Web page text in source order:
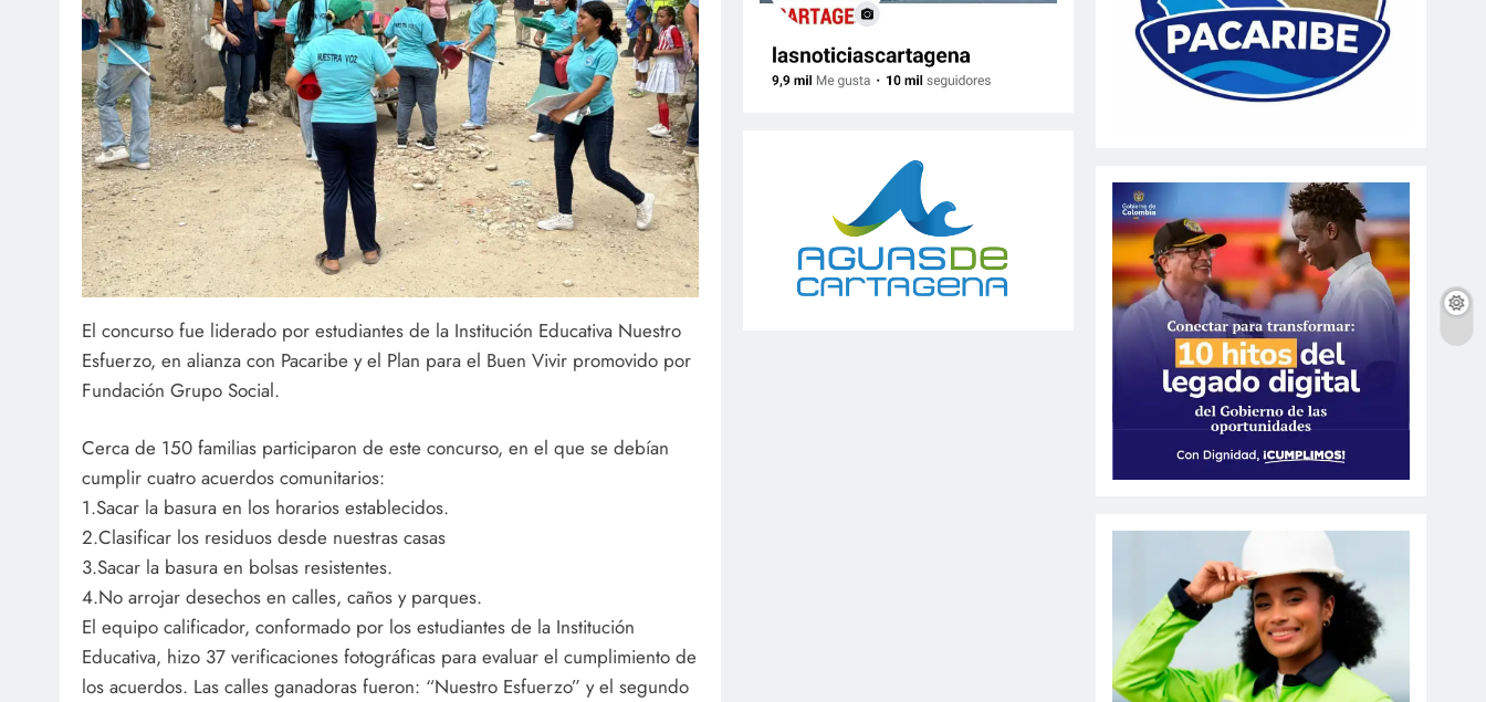
El concurso fue liderado por estudiantes de la Institución Educativa Nuestro
Esfuerzo, en alianza con Pacaribe y el Plan para el Buen Vivir promovido por
Fundación Grupo Social.
Cerca de 150 familias participaron de este concurso, en el que se debían
cumplir cuatro acuerdos comunitarios:
1.Sacar la basura en los horarios establecidos.
2.Clasificar los residuos desde nuestras casas
3.Sacar la basura en bolsas resistentes.
4.No arrojar desechos en calles, caños y parques.
El equipo calificador, conformado por los estudiantes de la Institución
Educativa, hizo 37 verificaciones fotográficas para evaluar el cumplimiento de
los acuerdos. Las calles ganadoras fueron: “Nuestro Esfuerzo” y el segundo